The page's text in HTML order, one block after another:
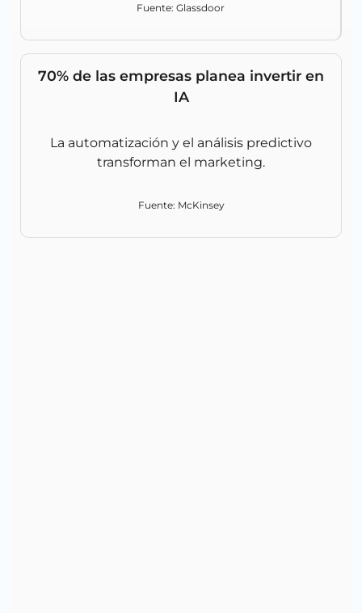
Fuente: Glassdoor
70% de las empresas planea invertir en
IA
La automatización y el análisis predictivo
transforman el marketing.
Fuente: McKinsey